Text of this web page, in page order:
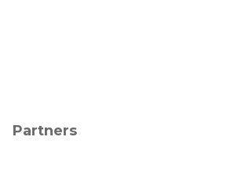
Partners